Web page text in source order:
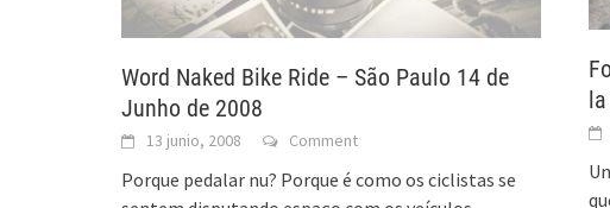
Word Naked Bike Ride – São Paulo 14 de
Junho de 2008
13 junio, 2008 Comment
Porque pedalar nu? Porque é como os ciclistas se